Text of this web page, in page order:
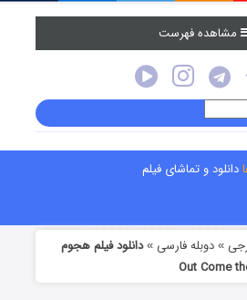
مشاهده فهرست
دانلود و تماشای فیلم
»دوبله فارسی »دانلود فیلم هجوم